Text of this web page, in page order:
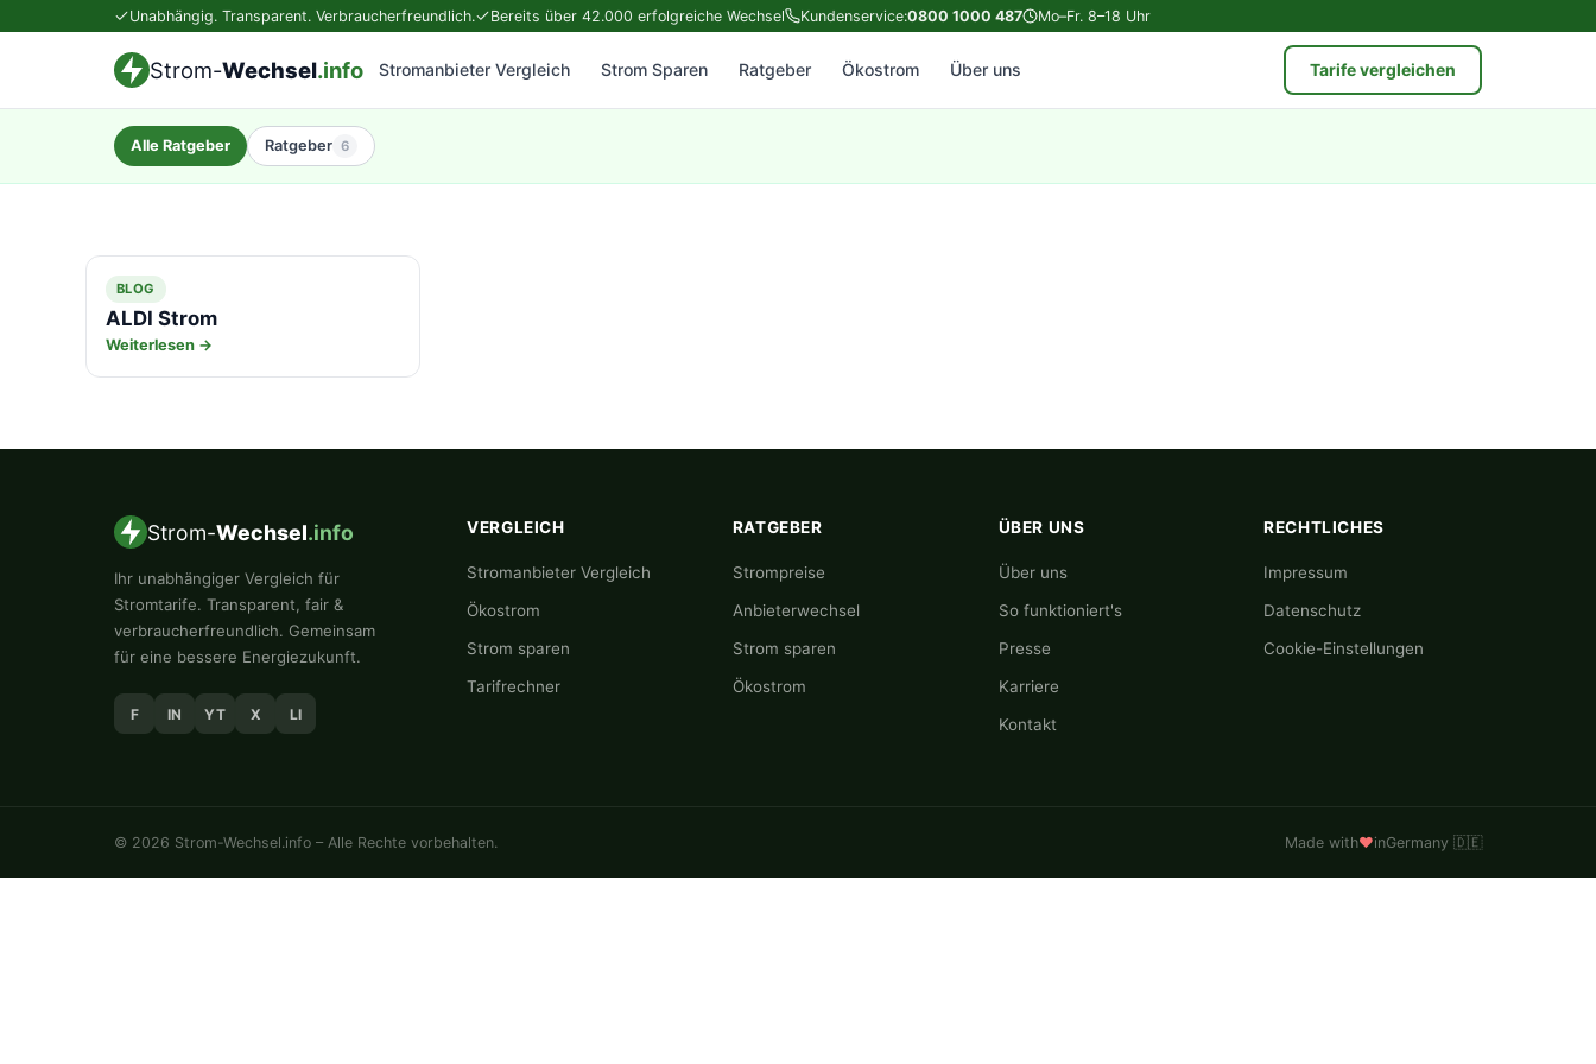
Unabhängig. Transparent. Verbraucherfreundlich. Bereits über 42.000 erfolgreiche Wechsel Kundenservice:0800 1000 487 Mo–Fr. 8–18 Uhr
Strom-Wechsel.info Stromanbieter Vergleich Strom Sparen Ratgeber Ökostrom Über uns Tarife vergleichen
Alle Ratgeber Ratgeber 6
BLOG
ALDI Strom
Weiterlesen →
Strom-Wechsel.info
Ihr unabhängiger Vergleich für
Stromtarife. Transparent, fair &
verbraucherfreundlich. Gemeinsam
für eine bessere Energiezukunft.
F IN YT X LI
VERGLEICH
Stromanbieter Vergleich
Ökostrom
Strom sparen
Tarifrechner
RATGEBER
Strompreise
Anbieterwechsel
Strom sparen
Ökostrom
ÜBER UNS
Über uns
So funktioniert's
Presse
Karriere
Kontakt
RECHTLICHES
Impressum
Datenschutz
Cookie-Einstellungen
© 2026 Strom-Wechsel.info – Alle Rechte vorbehalten. Made with♥inGermany 🇩🇪